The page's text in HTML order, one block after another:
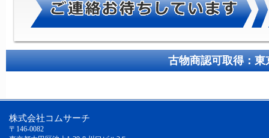
古物商認可取得：
株式会社コムサーチ
〒146-0082